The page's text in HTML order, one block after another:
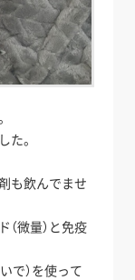
た。
も飲んでませ
微量）と免疫
で）を使って